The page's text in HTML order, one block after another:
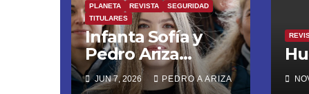
PLANETA REVISTA
SEGURIDAD
TITULARES
Infanta Sofía y
Pedro Ariza
Fernández Forjan
el Futuro de la
JUN 7, 2026 PEDRO A ARIZA